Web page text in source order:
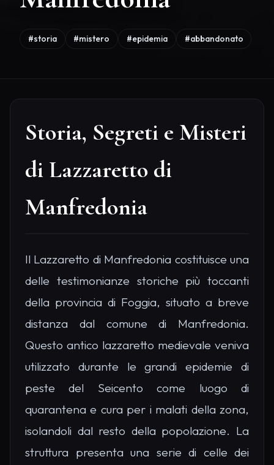
#storia #mistero #epidemia #abbandonato
Storia, Segreti e Misteri
di Lazzaretto di
Manfredonia
Il Lazzaretto di Manfredonia costituisce una
delle testimonianze storiche più toccanti
della provincia di Foggia, situato a breve
distanza dal comune di Manfredonia.
Questo antico lazzaretto medievale veniva
utilizzato durante le grandi epidemie di
peste del Seicento come luogo di
quarantena e cura per i malati della zona,
isolandoli dal resto della popolazione. La
struttura presenta una serie di celle dei